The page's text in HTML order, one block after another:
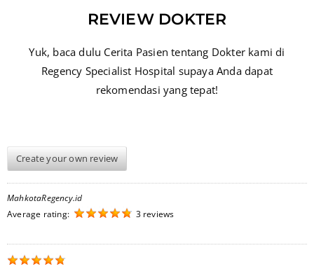
REVIEW DOKTER
Yuk, baca dulu Cerita Pasien tentang Dokter kami di
Regency Specialist Hospital supaya Anda dapat
rekomendasi yang tepat!
Create your own review
MahkotaRegency.id
Average rating:
3 reviews